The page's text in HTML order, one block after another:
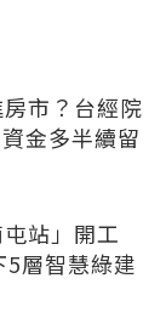
市？台經院
金多半續留
站」開工
層智慧綠建